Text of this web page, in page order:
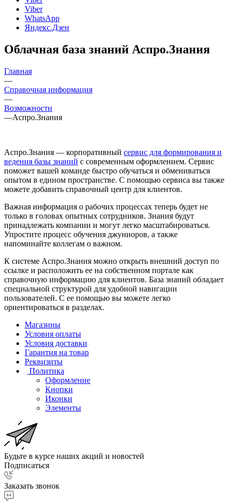
Viber
WhatsApp
Яндекс.Дзен
Облачная база знаний Аспро.Знания
Главная
—
Справочная информация
—
Возможности
—Аспро.Знания
Аспро.Знания — корпоративный сервис для формирования и
ведения базы знаний с современным оформлением. Сервис
поможет вашей команде быстро обучаться и обмениваться
опытом в едином пространстве. С помощью сервиса вы также
можете добавить справочный центр для клиентов.
Важная информация о рабочих процессах теперь будет не
только в головах опытных сотрудников. Знания будут
принадлежать компании и могут легко масштабироваться.
Упростите процесс обучения джуниоров, а также
напоминайте коллегам о важном.
К системе Аспро.Знания можно открыть внешний доступ по
ссылке и расположить ее на собственном портале как
справочную информацию для клиентов. База знаний обладает
специальной структурой для удобной навигации
пользователей. С ее помощью вы можете легко
ориентироваться в разделах.
Магазины
Условия оплаты
Условия доставки
Гарантия на товар
Реквизиты
Политика
Оформление
Кнопки
Иконки
Элементы
Будьте в курсе наших акций и новостей
Подписаться
Заказать звонок